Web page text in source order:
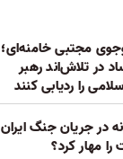
مجتبی خامنه‌ای؛
در تلاش‌اند رهبر
را ردیابی کنند
در جریان جنگ ایران
مهار کرد؟